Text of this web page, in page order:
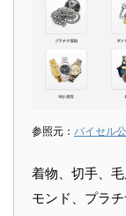
参照元： バイセル
着物、切手、
モンド、プラ